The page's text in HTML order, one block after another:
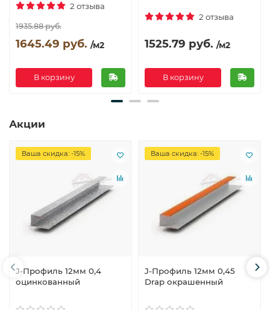
2 отзыва
1935.88 руб.
1645.49 руб. /м2
В корзину
2 отзыва
1525.79 руб. /м2
В корзину
Акции
Ваша скидка: -15%
J-Профиль 12мм 0,4
оцинкованный
Ваша скидка: -15%
J-Профиль 12мм 0,45
Drap окрашенный